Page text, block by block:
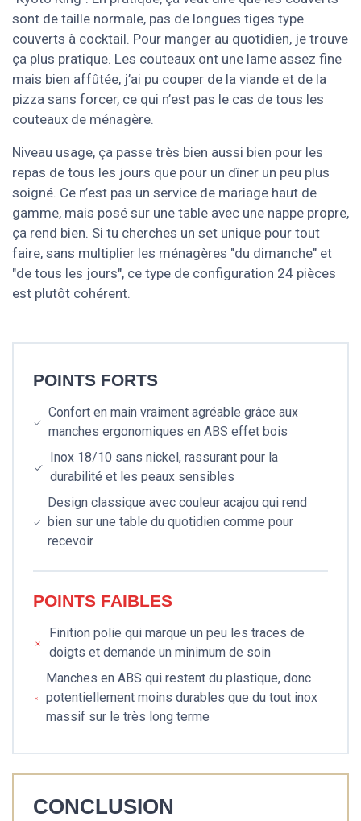
sont de taille normale, pas de longues tiges type
couverts à cocktail. Pour manger au quotidien, je trouve
ça plus pratique. Les couteaux ont une lame assez fine
mais bien affûtée, j’ai pu couper de la viande et de la
pizza sans forcer, ce qui n’est pas le cas de tous les
couteaux de ménagère.
Niveau usage, ça passe très bien aussi bien pour les
repas de tous les jours que pour un dîner un peu plus
soigné. Ce n’est pas un service de mariage haut de
gamme, mais posé sur une table avec une nappe propre,
ça rend bien. Si tu cherches un set unique pour tout
faire, sans multiplier les ménagères "du dimanche" et
"de tous les jours", ce type de configuration 24 pièces
est plutôt cohérent.
POINTS FORTS
Confort en main vraiment agréable grâce aux
manches ergonomiques en ABS effet bois
Inox 18/10 sans nickel, rassurant pour la
durabilité et les peaux sensibles
Design classique avec couleur acajou qui rend
bien sur une table du quotidien comme pour
recevoir
POINTS FAIBLES
Finition polie qui marque un peu les traces de
doigts et demande un minimum de soin
Manches en ABS qui restent du plastique, donc
potentiellement moins durables que du tout inox
massif sur le très long terme
CONCLUSION